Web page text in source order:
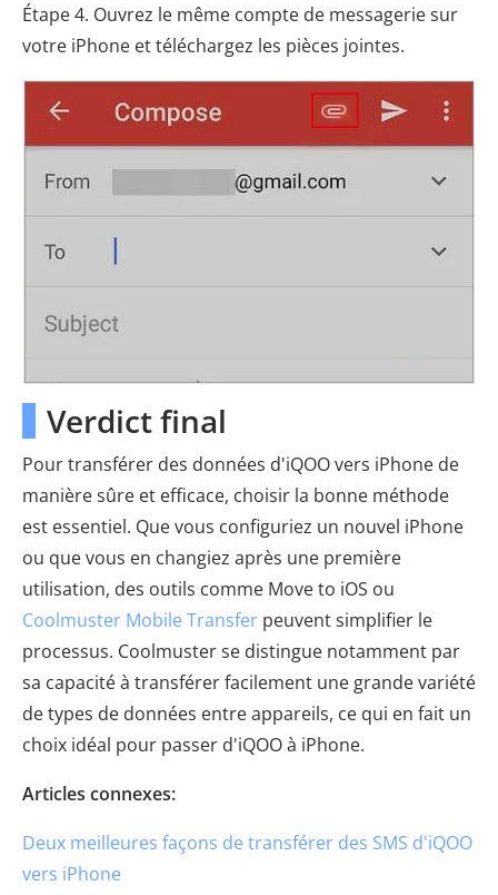
Étape 4. Ouvrez le même compte de messagerie sur
votre iPhone et téléchargez les pièces jointes.
Verdict final
Pour transférer des données d'iQOO vers iPhone de
manière sûre et efficace, choisir la bonne méthode
est essentiel. Que vous configuriez un nouvel iPhone
ou que vous en changiez après une première
utilisation, des outils comme Move to iOS ou
Coolmuster Mobile Transfer peuvent simplifier le
processus. Coolmuster se distingue notamment par
sa capacité à transférer facilement une grande variété
de types de données entre appareils, ce qui en fait un
choix idéal pour passer d'iQOO à iPhone.
Articles connexes:
Deux meilleures façons de transférer des SMS d'iQOO
vers iPhone